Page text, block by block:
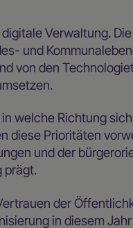
Verwaltung.
und
von den
welche Richtung
diese Prioritäten
und der
prägt.
der
in diesem